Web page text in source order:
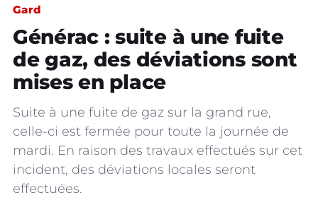
Gard
Générac : suite à une fuite
de gaz, des déviations sont
mises en place
Suite à une fuite de gaz sur la grand rue,
celle-ci est fermée pour toute la journée de
mardi. En raison des travaux effectués sur cet
incident, des déviations locales seront
effectuées.